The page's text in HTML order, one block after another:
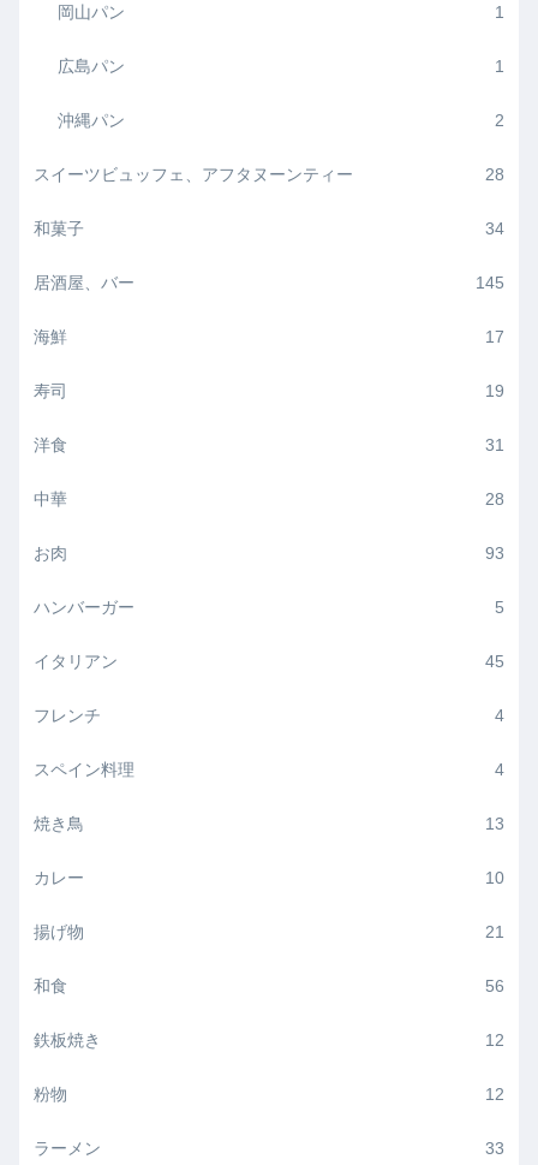
岡山パン 1
広島パン 1
沖縄パン 2
スイーツビュッフェ、アフタヌーンティー 28
和菓子 34
居酒屋、バー 145
海鮮 17
寿司 19
洋食 31
中華 28
お肉 93
ハンバーガー 5
イタリアン 45
フレンチ 4
スペイン料理 4
焼き鳥 13
カレー 10
揚げ物 21
和食 56
鉄板焼き 12
粉物 12
ラーメン 33